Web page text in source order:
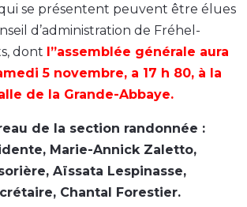
se présentent peuvent être élues
d’administration de Fréhel-
dont l”assemblée générale aura
5 novembre, a 17 h 80, à la
de la Grande-Abbaye.
de la section randonnée :
Marie-Annick Zaletto,
Aïssata Lespinasse,
Chantal Forestier.